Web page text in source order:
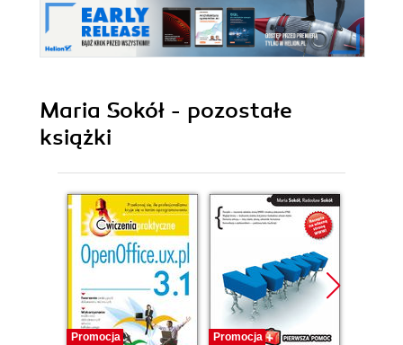
Maria Sokół - pozostałe
książki
Promocja Promocja